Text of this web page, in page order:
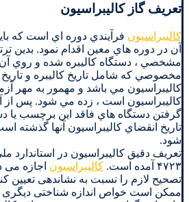
تعریف گاز کالیبراسیون
کاليبراسيون فرآيندي دوره اي است که
آن در دوره هاي معين اقدام نمود. بدين
مشخصي ، دستگاه کاليبره شده و روي
مخصوصي که شامل تاريخ کاليبره و
کاليبراسيون مي باشد و مهمور به مهر
کاليبراسيون است ، زده مي شود. پس از آن
گرفتن دستگاه هاي فاقد اين برچسب يا
تاريخ انقضاي کاليبراسيون آنها گذشته
شود.
تعریف دقیق کالیبراسیون در استاندارد
۴۷۲۳ آمده است.
کالیبراسیون اجازه می
تصحیح لازم را نسبت به نشاندهی تعیین
ممکن است خواص اندازه شناختی دیگری